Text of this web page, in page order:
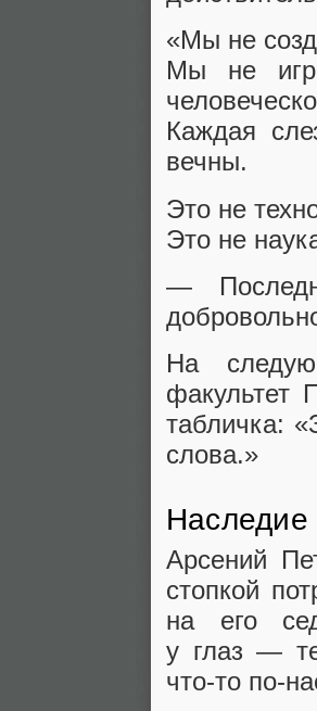
«Мы не
Мы не
Каждая
вечны.
Это не
Это не
—
На
факультет
табличка:
слова.»
Арсений
стопкой
на его
у глаз —
что‑то